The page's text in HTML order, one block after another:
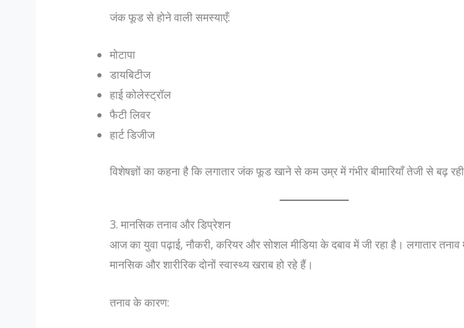
जंक फूड से होने वाली समस्याएँ:
मोटापा
डायबिटीज
हाई कोलेस्ट्रॉल
फैटी लिवर
हार्ट डिजीज
विशेषज्ञों का कहना है कि लगातार जंक फूड खाने से कम उम्र में गंभीर बीमारियाँ तेजी से बढ़
3. मानसिक तनाव और डिप्रेशन
आज का युवा पढ़ाई, नौकरी, करियर और सोशल मीडिया के दबाव में जी रहा है। लगातार
मानसिक और शारीरिक दोनों स्वास्थ्य खराब हो रहे हैं।
तनाव के कारण: